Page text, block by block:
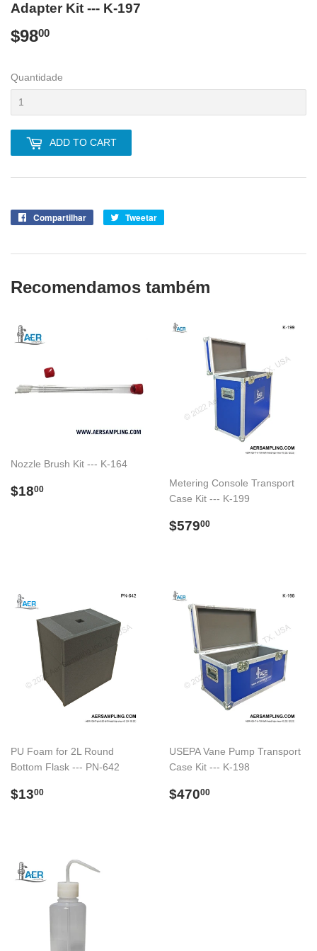
Adapter Kit --- K-197
$9800
Quantidade
ADD TO CART
Compartilhar
CompartilheTweetar
Recomendamos também
Nozzle Brush Kit --- K-164
Preço
$1800
Metering Console Transport
Case Kit --- K-199
Preço
$57900
PU Foam for 2L Round
Bottom Flask --- PN-642
Preço
$1300
USEPA Vane Pump Transport
Case Kit --- K-198
Preço
$47000